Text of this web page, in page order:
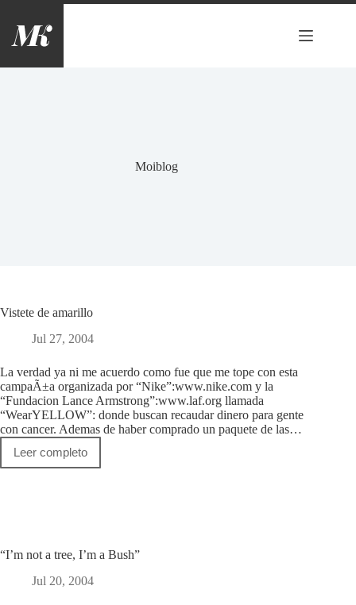
contenido
Moiblog
Vistete de amarillo
Jul 27, 2004
La verdad ya ni me acuerdo como fue que me tope con esta
campaÃ±a organizada por “Nike”:www.nike.com y la
“Fundacion Lance Armstrong”:www.laf.org llamada
“WearYELLOW”: donde buscan recaudar dinero para gente
con cancer. Ademas de haber comprado un paquete de las…
Leer completo
Vistete
de
“I’m not a tree, I’m a Bush”
Jul 20, 2004